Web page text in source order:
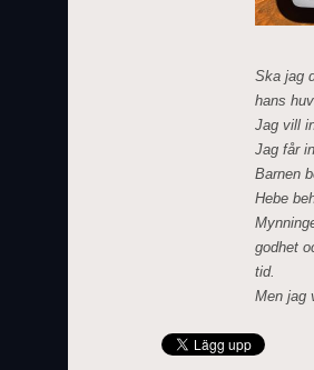
Ska jag
hans
Jag vill
Jag får
Barnen
Hebe
godhet
tid.
Men jag